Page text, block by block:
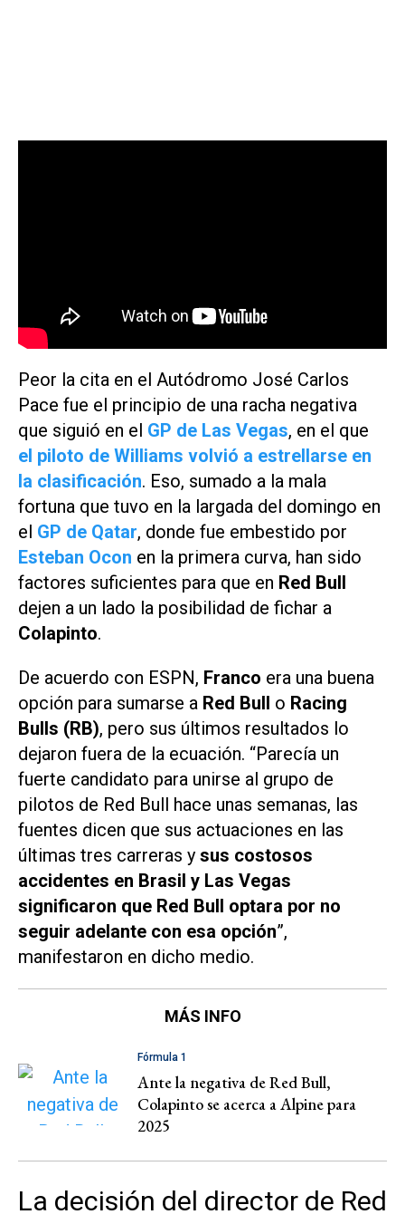
Peor la cita en el Autódromo José Carlos
Pace fue el principio de una racha negativa
que siguió en el GP de Las Vegas, en el que
el piloto de Williams volvió a estrellarse en
la clasificación. Eso, sumado a la mala
fortuna que tuvo en la largada del domingo en
el GP de Qatar, donde fue embestido por
Esteban Ocon en la primera curva, han sido
factores suficientes para que en Red Bull
dejen a un lado la posibilidad de fichar a
Colapinto.
De acuerdo con ESPN, Franco era una buena
opción para sumarse a Red Bull o Racing
Bulls (RB), pero sus últimos resultados lo
dejaron fuera de la ecuación. “Parecía un
fuerte candidato para unirse al grupo de
pilotos de Red Bull hace unas semanas, las
fuentes dicen que sus actuaciones en las
últimas tres carreras y sus costosos
accidentes en Brasil y Las Vegas
significaron que Red Bull optara por no
seguir adelante con esa opción”,
manifestaron en dicho medio.
MÁS INFO
Fórmula 1
Ante la negativa de Red Bull,
Colapinto se acerca a Alpine para
2025
La decisión del director de Red